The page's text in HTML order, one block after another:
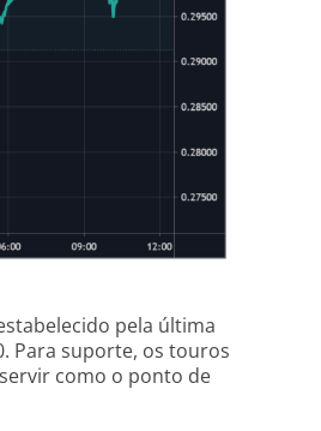
pela última
Para suporte, os touros
servir como o ponto de